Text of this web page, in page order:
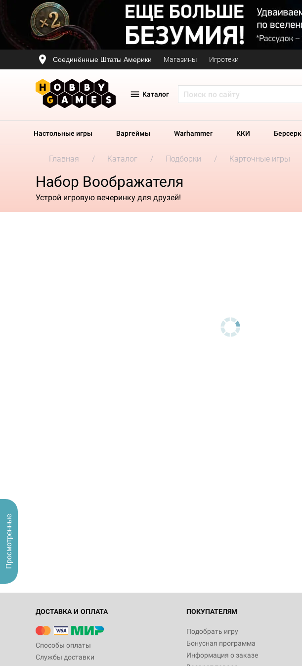
Соединённые Штаты Америки Магазины Игротеки
Каталог
Настольные игры Варгеймы Warhammer ККИ Берсерк
Главная Каталог Подборки Карточные игры
Набор Воображателя
Устрой игровую вечеринку для друзей!
ДОСТАВКА И ОПЛАТА
Способы оплаты
Службы доставки
ПОКУПАТЕЛЯМ
Подобрать игру
Бонусная программа
Информация о заказе
Просмотренные